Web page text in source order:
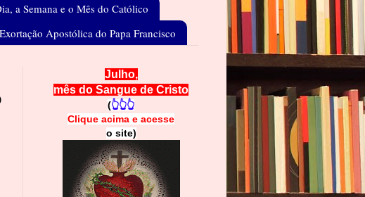
a Semana e o Mês do Católico
Apostólica do Papa Francisco
Julho,
mês do Sangue de Cristo
(👆👆👆
Clique acima e acesse
o site)